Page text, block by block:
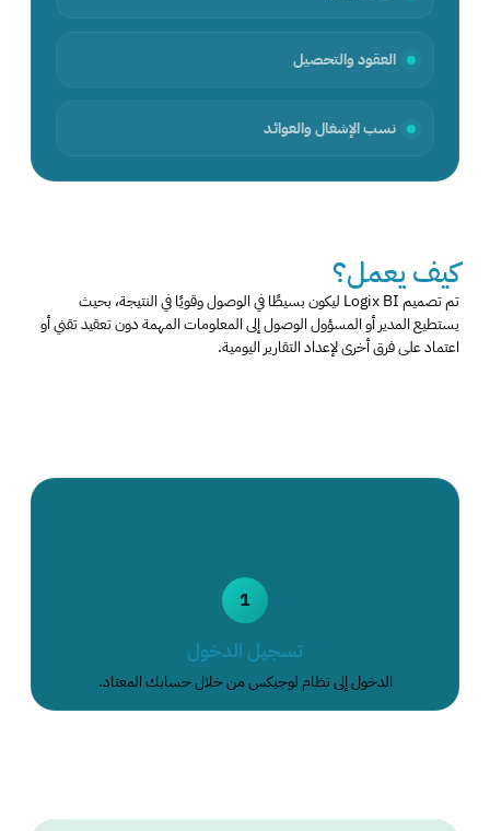
العقود والتحصيل
نسب الإشغال والعوائد
كيف يعمل؟
تم تصميم Logix BI ليكون بسيطًا في الوصول وقويًا في النتيجة، بحيث
يستطيع المدير أو المسؤول الوصول إلى المعلومات المهمة دون تعقيد تقني أو
اعتماد على فرق أخرى لإعداد التقارير اليومية.
1
تسجيل الدخول
الدخول إلى نظام لوجيكس من خلال حسابك المعتاد.